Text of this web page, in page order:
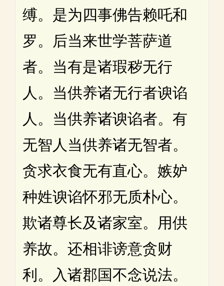
缚。是为四事佛告赖吒和
罗。后当来世学菩萨道
者。当有是诸瑕秽无行
人。当供养诸无行者谀谄
人。当供养诸谀谄者。有
无智人当供养诸无智者。
贪求衣食无有直心。嫉妒
种姓谀谄怀邪无质朴心。
欺诸尊长及诸家室。用供
养故。还相诽谤意贪财
利。入诸郡国不念说法。